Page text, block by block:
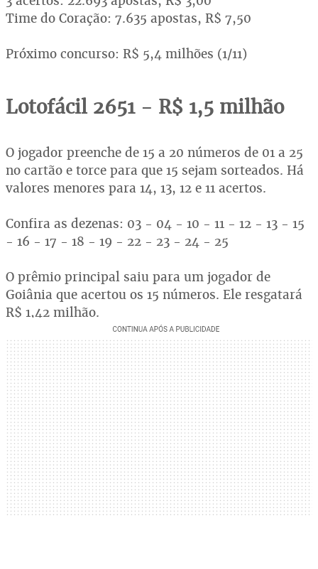
Time do Coração: 7.635 apostas, R$ 7,50
Próximo concurso: R$ 5,4 milhões (1/11)
Lotofácil 2651 - R$ 1,5 milhão
O jogador preenche de 15 a 20 números de 01 a 25
no cartão e torce para que 15 sejam sorteados. Há
valores menores para 14, 13, 12 e 11 acertos.
Confira as dezenas: 03 - 04 - 10 - 11 - 12 - 13 - 15
- 16 - 17 - 18 - 19 - 22 - 23 - 24 - 25
O prêmio principal saiu para um jogador de
Goiânia que acertou os 15 números. Ele resgatará
R$ 1,42 milhão.